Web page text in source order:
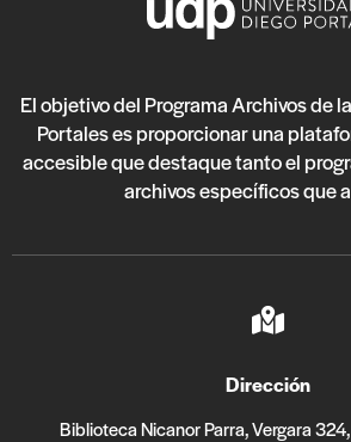
El objetivo del Programa Archivos de
Portales es proporcionar una
accesible que destaque tanto el
archivos específicos que
Dirección
Biblioteca Nicanor Parra, Vergara